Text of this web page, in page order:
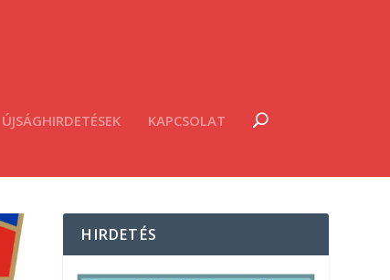
ÚJSÁGHIRDETÉSEK KAPCSOLAT
HIRDETÉS